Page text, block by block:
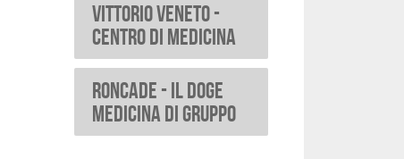
VITTORIO VENETO -
Centro di Medicina
RONCADE - Il Doge
Medicina di Gruppo